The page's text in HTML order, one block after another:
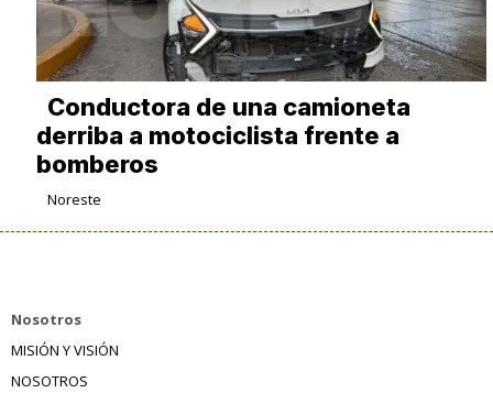
Conductora de una camioneta
derriba a motociclista frente a
bomberos
Noreste
Nosotros
MISIÓN Y VISIÓN
NOSOTROS